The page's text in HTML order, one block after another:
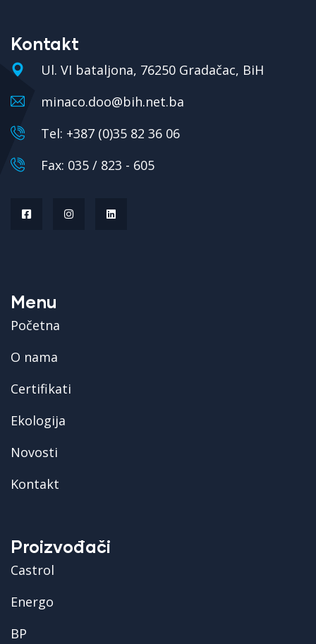
Kontakt
Ul. VI bataljona, 76250 Gradačac, BiH
minaco.doo@bih.net.ba
Tel: +387 (0)35 82 36 06
Fax: 035 / 823 - 605
Menu
Početna
O nama
Certifikati
Ekologija
Novosti
Kontakt
Proizvođači
Castrol
Energo
BP